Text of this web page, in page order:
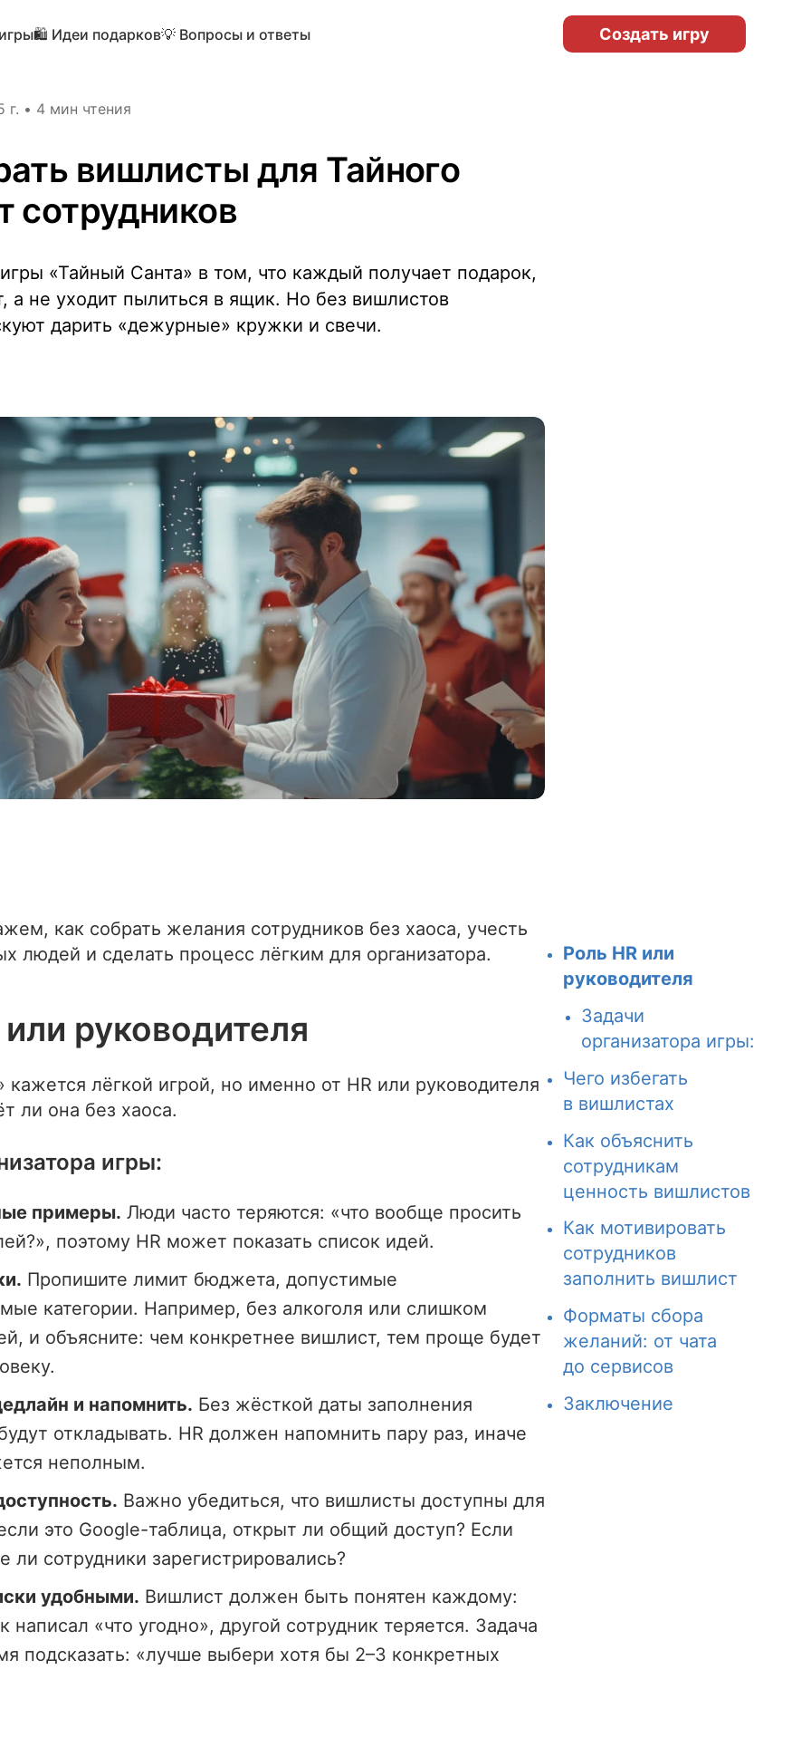
🛍️ Идеи подарков💡 Вопросы и ответы Создать игру
г. • 4 мин чтения
вишлисты для Тайного
сотрудников
«Тайный Санта» в том, что каждый получает подарок,
а не уходит пылиться в ящик. Но без вишлистов
дарить «дежурные» кружки и свечи.
Роль HR или
руководителя
Задачи
организатора игры:
Чего избегать
в вишлистах
Как объяснить
сотрудникам
ценность вишлистов
Как мотивировать
сотрудников
заполнить вишлист
Форматы сбора
желаний: от чата
до сервисов
Заключение
как собрать желания сотрудников без хаоса, учесть
людей и сделать процесс лёгким для организатора.
руководителя
кажется лёгкой игрой, но именно от HR или руководителя
ли она без хаоса.
игры:
примеры. Люди часто теряются: «что вообще просить
поэтому HR может показать список идей.
Пропишите лимит бюджета, допустимые
категории. Например, без алкоголя или слишком
и объясните: чем конкретнее вишлист, тем проще будет
и напомнить. Без жёсткой даты заполнения
откладывать. HR должен напомнить пару раз, иначе
неполным.
Важно убедиться, что вишлисты доступны для
это Google-таблица, открыт ли общий доступ? Если
ли сотрудники зарегистрировались?
удобными. Вишлист должен быть понятен каждому:
написал «что угодно», другой сотрудник теряется. Задача
подсказать: «лучше выбери хотя бы 2–3 конкретных